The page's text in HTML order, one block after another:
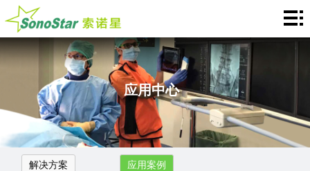
页
关
我
们
闻
中
产
品
应
应用中心
解决方案 应用案例